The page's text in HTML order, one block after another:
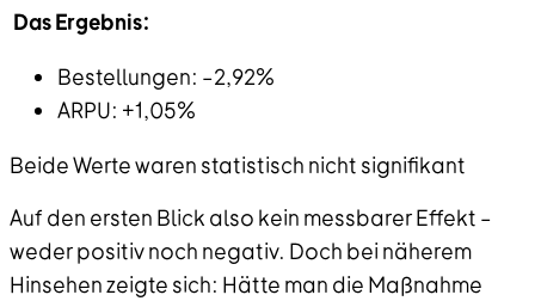
Das Ergebnis:
Bestellungen: –2,92%
ARPU: +1,05%
Beide Werte waren statistisch nicht signifikant
Auf den ersten Blick also kein messbarer Effekt –
weder positiv noch negativ. Doch bei näherem
Hinsehen zeigte sich: Hätte man die Maßnahme